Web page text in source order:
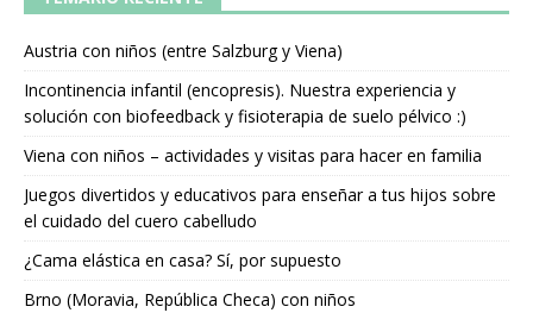
Austria con niños (entre Salzburg y Viena)
Incontinencia infantil (encopresis). Nuestra experiencia y
solución con biofeedback y fisioterapia de suelo pélvico :)
Viena con niños – actividades y visitas para hacer en familia
Juegos divertidos y educativos para enseñar a tus hijos sobre
el cuidado del cuero cabelludo
¿Cama elástica en casa? Sí, por supuesto
Brno (Moravia, República Checa) con niños